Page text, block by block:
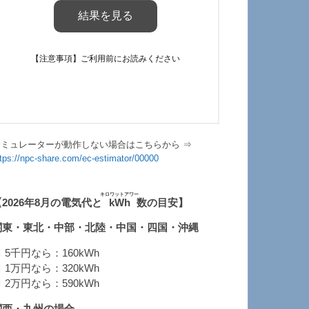
ュレーターが動作しない場合はこちらから ⇒
npc-share.com/ec-estimator/00000
2026年8月の電気代と kWh
キロワットアワー
数の目安】
東・東北・中部・北陸・中国・四国・沖縄
5千円なら：160kWh
1万円なら：320kWh
2万円なら：590kWh